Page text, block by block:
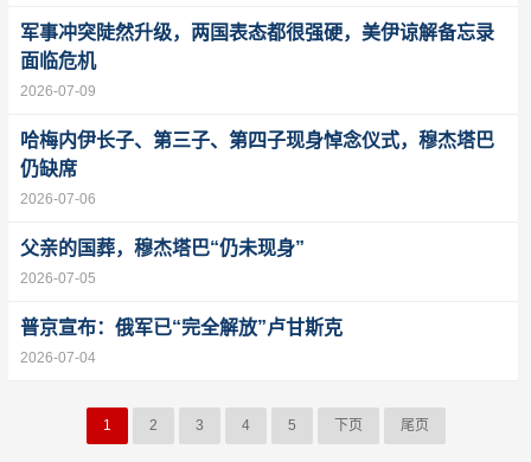
军事冲突陡然升级，两国表态都很强硬，美伊谅解备忘录
面临危机
2026-07-09
哈梅内伊长子、第三子、第四子现身悼念仪式，穆杰塔巴
仍缺席
2026-07-06
父亲的国葬，穆杰塔巴“仍未现身”
2026-07-05
普京宣布：俄军已“完全解放”卢甘斯克
2026-07-04
1 2 3 4 5 下页 尾页